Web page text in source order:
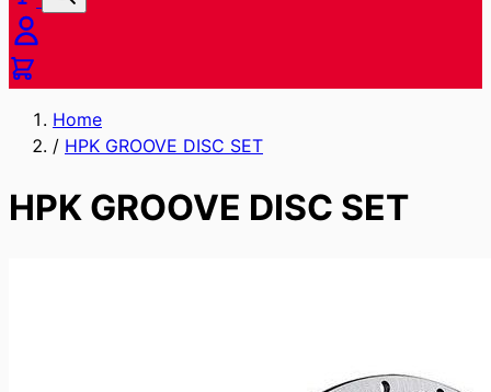
vergelijken
Cart
Home
/ HPK GROOVE DISC SET
HPK GROOVE DISC SET